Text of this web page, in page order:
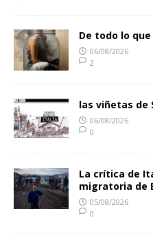
De todo lo
06/08/2026
2
las viñetas de
06/08/2026
0
La crítica de
migratoria de
05/08/2026
0